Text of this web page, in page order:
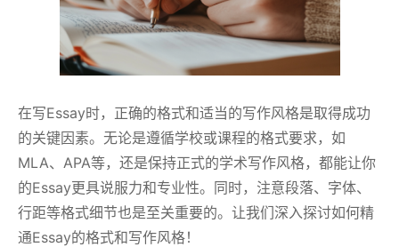
在写Essay时，正确的格式和适当的写作风格是取得成功
的关键因素。无论是遵循学校或课程的格式要求，如
MLA、APA等，还是保持正式的学术写作风格，都能让你
的Essay更具说服力和专业性。同时，注意段落、字体、
行距等格式细节也是至关重要的。让我们深入探讨如何精
通Essay的格式和写作风格！